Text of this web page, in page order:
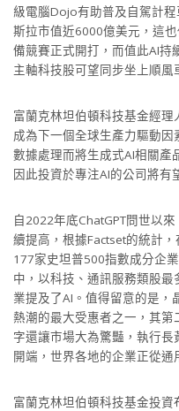
級電腦Dojo有助普及自駕計
斯拉市值近6000億美元，這
備競賽正式開打，而值此AI持
主軸科技股可望同步坐上順風
富蘭克林坦伯頓科技基金經
成為下一個全球生產力驅動因
數據處理而將生成式AI相關產
因此投資於專注AI的公司將有
自2022年底ChatGPT問世以
續提高，根據Factset的統計
177家史坦普500指數成分企
中，以科技、通訊服務類股
業提及了AI。值得留意的是，
熱潮的最大受惠者之一，其
字還讓市場大為驚豔，執行
開端，世界各地的企業正從通
富蘭克林坦伯頓科技基金投